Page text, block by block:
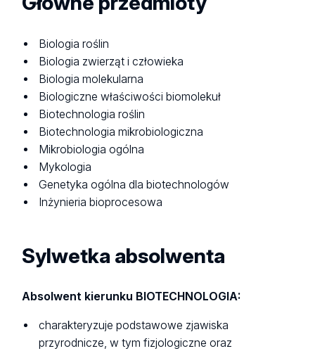
Biologia roślin
Biologia zwierząt i człowieka
Biologia molekularna
Biologiczne właściwości biomolekuł
Biotechnologia roślin
Biotechnologia mikrobiologiczna
Mikrobiologia ogólna
Mykologia
Genetyka ogólna dla biotechnologów
Inżynieria bioprocesowa
Sylwetka absolwenta
Absolwent kierunku BIOTECHNOLOGIA:
charakteryzuje podstawowe zjawiska
przyrodnicze, w tym fizjologiczne oraz